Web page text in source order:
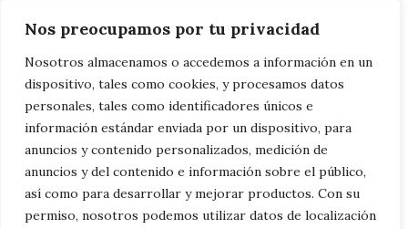
Nos preocupamos por tu privacidad
Nosotros almacenamos o accedemos a información en un
dispositivo, tales como cookies, y procesamos datos
personales, tales como identificadores únicos e
información estándar enviada por un dispositivo, para
anuncios y contenido personalizados, medición de
anuncios y del contenido e información sobre el público,
así como para desarrollar y mejorar productos. Con su
permiso, nosotros podemos utilizar datos de localización
Si estás pensando en contratar un renting
de vehículo en Madrid, probablemente
tengas muchas dudas sobre cómo elegir la
opción que mejor se adapta a tus
necesidades. El mercado está lleno de
ofertas y concesionarios, pero no todos